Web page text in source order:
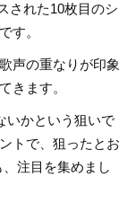
された10枚目のシ
す。
声の重なりが印象
きます。
いかという狙いで
トで、狙ったとお
注目を集めまし